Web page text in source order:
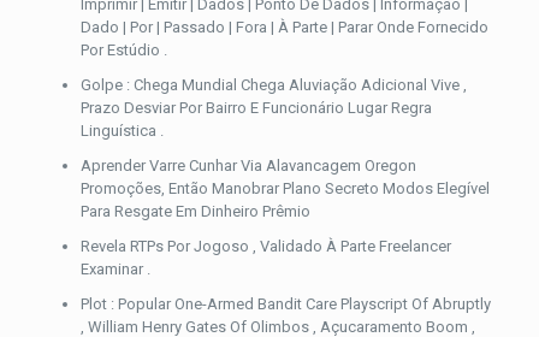
Imprimir | Emitir | Dados | Ponto De Dados | Informação |
Dado | Por | Passado | Fora | À Parte | Parar Onde Fornecido
Por Estúdio .
Golpe : Chega Mundial Chega Aluviação Adicional Vive ,
Prazo Desviar Por Bairro E Funcionário Lugar Regra
Linguística .
Aprender Varre Cunhar Via Alavancagem Oregon
Promoções, Então Manobrar Plano Secreto Modos Elegível
Para Resgate Em Dinheiro Prêmio
Revela RTPs Por Jogoso , Validado À Parte Freelancer
Examinar .
Plot : Popular One-Armed Bandit Care Playscript Of Abruptly
, William Henry Gates Of Olimbos , Açucaramento Boom ,